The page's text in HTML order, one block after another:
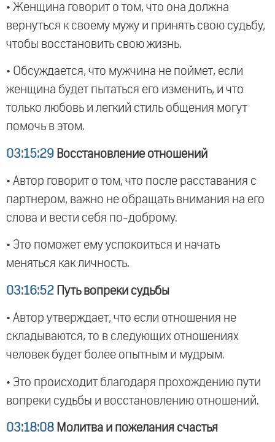
• Женщина говорит о том, что она должна
вернуться к своему мужу и принять свою судьбу,
чтобы восстановить свою жизнь.
• Обсуждается, что мужчина не поймет, если
женщина будет пытаться его изменить, и что
только любовь и легкий стиль общения могут
помочь в этом.
03:15:29 Восстановление отношений
• Автор говорит о том, что после расставания с
партнером, важно не обращать внимания на его
слова и вести себя по-доброму.
• Это поможет ему успокоиться и начать
меняться как личность.
03:16:52 Путь вопреки судьбы
• Автор утверждает, что если отношения не
складываются, то в следующих отношениях
человек будет более опытным и мудрым.
• Это происходит благодаря прохождению пути
вопреки судьбы и восстановлению отношений.
03:18:08 Молитва и пожелания счастья